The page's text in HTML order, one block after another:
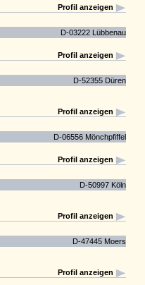
Profil anzeigen
D-03222 Lübbenau
Profil anzeigen
D-52355 Düren
Profil anzeigen
D-06556 Mönchpfiffel
Profil anzeigen
D-50997 Köln
Profil anzeigen
D-47445 Moers
Profil anzeigen